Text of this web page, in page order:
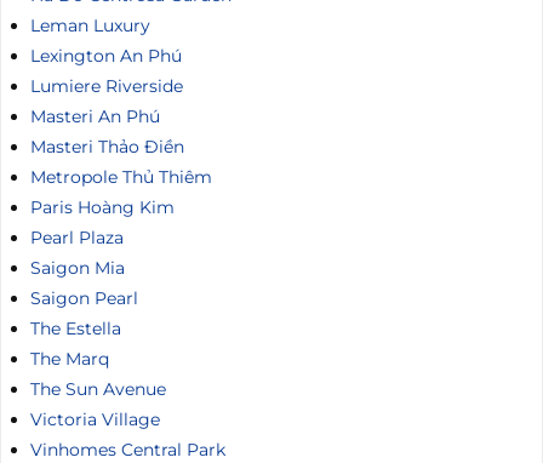
Leman Luxury
Lexington An Phú
Lumiere Riverside
Masteri An Phú
Masteri Thảo Điền
Metropole Thủ Thiêm
Paris Hoàng Kim
Pearl Plaza
Saigon Mia
Saigon Pearl
The Estella
The Marq
The Sun Avenue
Victoria Village
Vinhomes Central Park